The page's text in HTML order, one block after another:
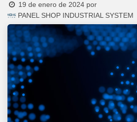
19 de enero de 2024 por
PANEL SHOP INDUSTRIAL SYSTEM